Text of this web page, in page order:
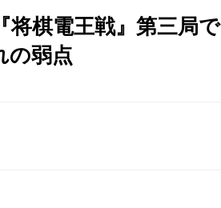
棋電王戦』第三局で
の弱点